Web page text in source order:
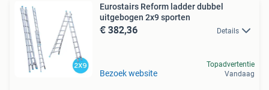
Eurostairs Reform ladder dubbel
uitgebogen 2x9 sporten
€ 382,36 Details
Bezoek website
Topadvertentie
Vandaag